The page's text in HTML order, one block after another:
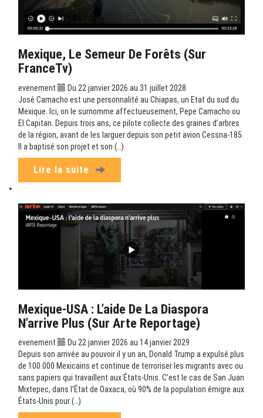
Mexique, Le Semeur De Forêts (sur
FranceTv)
evenement
Du 22 janvier 2026 au 31 juillet 2028
José Camacho est une personnalité au Chiapas, un Etat du sud du
Mexique. Ici, on le surnomme affectueusement, Pepe Camacho ou
El Capitan. Depuis trois ans, ce pilote collecte des graines d’arbres
de la région, avant de les larguer depuis son petit avion Cessna-185.
Il a baptisé son projet et son (…)
Lire la suite
Mexique-USA : L’aide De La Diaspora
N’arrive Plus (sur Arte Reportage)
evenement
Du 22 janvier 2026 au 14 janvier 2029
Depuis son arrivée au pouvoir il y un an, Donald Trump a expulsé plus
de 100.000 Mexicains et continue de terroriser les migrants avec ou
sans papiers qui travaillent aux États-Unis. C’est le cas de San Juan
Mixtepec, dans l’État de Oaxaca, où 90% de la population émigre aux
États-Unis pour (…)